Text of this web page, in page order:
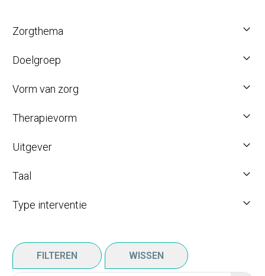
Zorgthema
Doelgroep
Vorm van zorg
Therapievorm
Uitgever
Taal
Type interventie
FILTEREN WISSEN